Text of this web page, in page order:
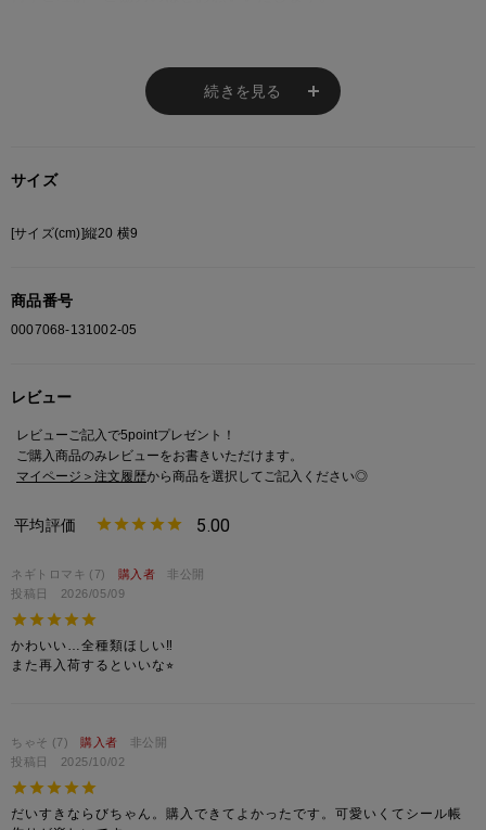
モニターの設定状況によって、実際の商品と 若干色が異なる場合がございま
総柄の商品は使用している生地の部分によって 写真と異なる場合がございま
ご迷惑をお掛け致しますが 何卒ご了承下さいますようお願い致します。
続きを見る
サイズ
[サイズ(cm)]縦20 横9
商品番号
0007068-131002-05
レビュー
レビューご記入で5pointプレゼント！
ご購入商品のみレビューをお書きいただけます。
マイページ＞注文履歴から商品を選択してご記入ください◎
5.00
ネギトロマキ 7 購入者
非公開
投稿日
2026/05/09
かわいい…全種類ほしい‼︎
ちゃそ 7 購入者
非公開
投稿日
2025/10/02
だいすきならびちゃん。購入できてよかったです。可愛いくてシール帳